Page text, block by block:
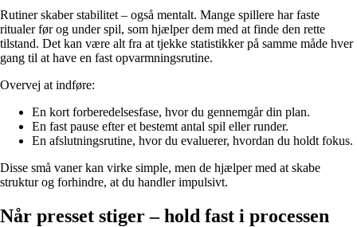
Rutiner skaber stabilitet – også mentalt. Mange spillere har faste
ritualer før og under spil, som hjælper dem med at finde den rette
tilstand. Det kan være alt fra at tjekke statistikker på samme måde hver
gang til at have en fast opvarmningsrutine.
Overvej at indføre:
En kort forberedelsesfase, hvor du gennemgår din plan.
En fast pause efter et bestemt antal spil eller runder.
En afslutningsrutine, hvor du evaluerer, hvordan du holdt fokus.
Disse små vaner kan virke simple, men de hjælper med at skabe
struktur og forhindre, at du handler impulsivt.
Når presset stiger – hold fast i processen